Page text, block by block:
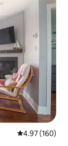
평점 4.97점(5
4.97 (160)